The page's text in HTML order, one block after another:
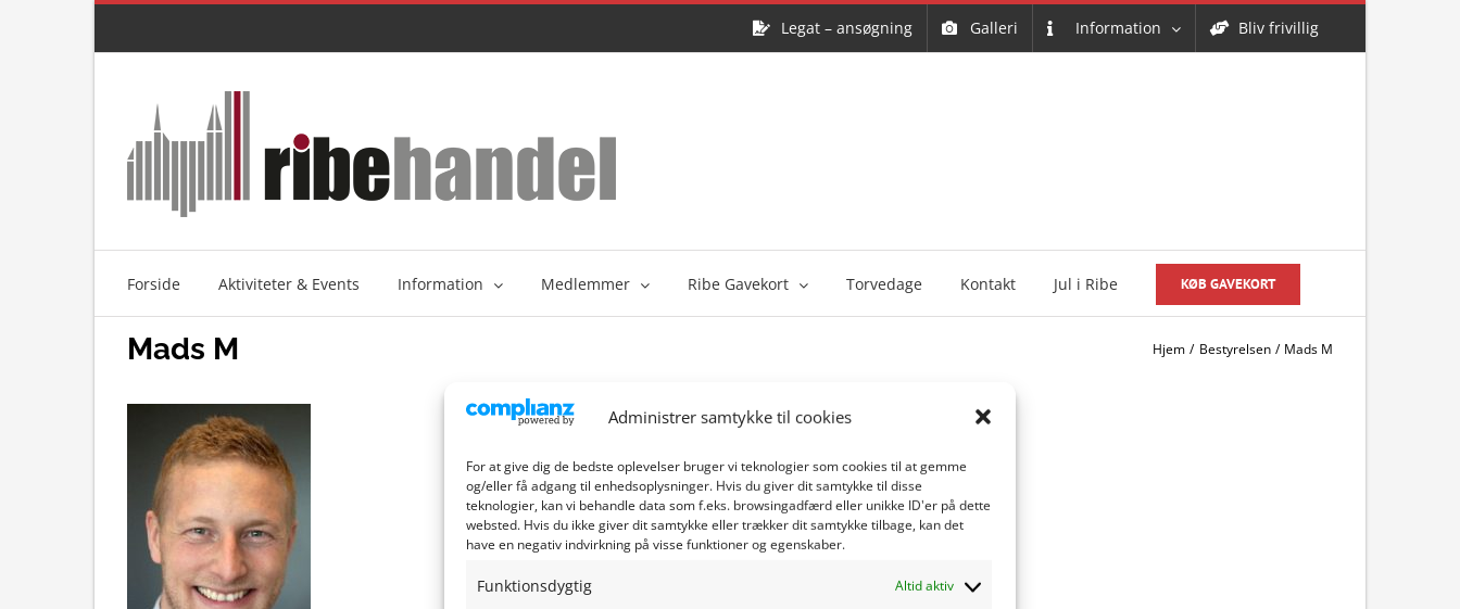
Administrer samtykke til cookies
For at give dig de bedste oplevelser bruger vi teknologier som cookies til at gemme
og/eller få adgang til enhedsoplysninger. Hvis du giver dit samtykke til disse
teknologier, kan vi behandle data som f.eks. browsingadfærd eller unikke ID'er på dette
websted. Hvis du ikke giver dit samtykke eller trækker dit samtykke tilbage, kan det
have en negativ indvirkning på visse funktioner og egenskaber.
Funktionsdygtig Altid aktiv
Legat – ansøgning Galleri Information Bliv frivillig
Forside Aktiviteter & Events Information Medlemmer Ribe Gavekort Torvedage Kontakt Jul i Ribe KØB GAVEKORT
Mads M Hjem Bestyrelsen Mads M